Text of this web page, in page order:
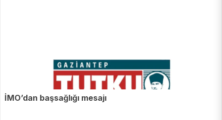
İMO’dan başsağlığı mesajı